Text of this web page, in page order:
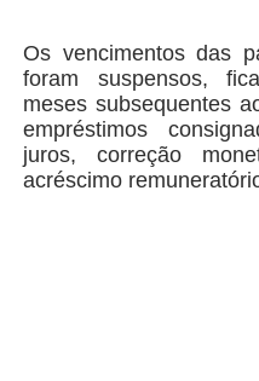
Os vencimentos das
foram suspensos,
meses subsequentes
empréstimos
juros, correção
acréscimo